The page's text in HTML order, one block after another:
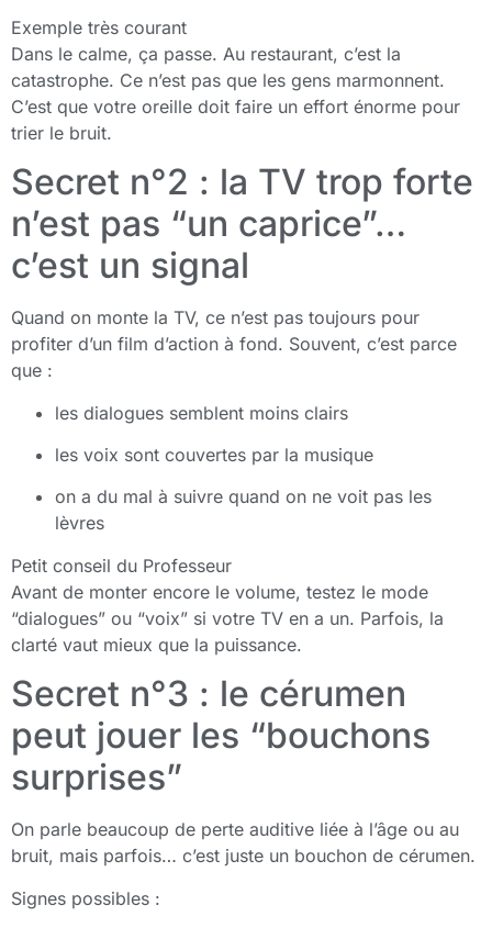
Exemple très courant
Dans le calme, ça passe. Au restaurant, c’est la
catastrophe. Ce n’est pas que les gens marmonnent.
C’est que votre oreille doit faire un effort énorme pour
trier le bruit.
Secret n°2 : la TV trop forte
n’est pas “un caprice”…
c’est un signal
Quand on monte la TV, ce n’est pas toujours pour
profiter d’un film d’action à fond. Souvent, c’est parce
que :
les dialogues semblent moins clairs
les voix sont couvertes par la musique
on a du mal à suivre quand on ne voit pas les
lèvres
Petit conseil du Professeur
Avant de monter encore le volume, testez le mode
“dialogues” ou “voix” si votre TV en a un. Parfois, la
clarté vaut mieux que la puissance.
Secret n°3 : le cérumen
peut jouer les “bouchons
surprises”
On parle beaucoup de perte auditive liée à l’âge ou au
bruit, mais parfois… c’est juste un bouchon de cérumen.
Signes possibles :